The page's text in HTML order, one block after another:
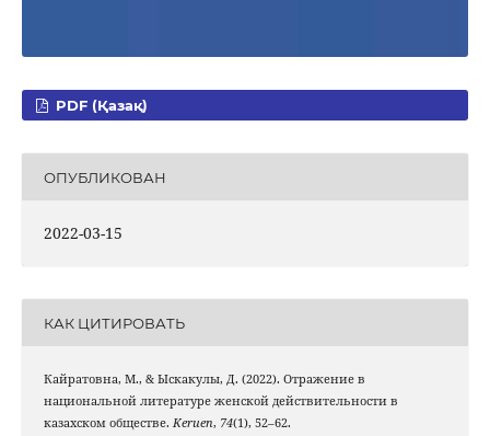
PDF (Қазақ)
ОПУБЛИКОВАН
2022-03-15
КАК ЦИТИРОВАТЬ
Кайратовна, М., & Ыскакулы, Д. (2022). Отражение в
национальной литературе женской действительности в
казахском обществе. Keruen, 74(1), 52–62.